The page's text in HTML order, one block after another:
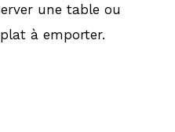
une table ou
à emporter.